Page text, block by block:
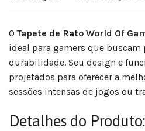
OTapete de Rato World Of
ideal para gamers que buscam
durabilidade. Seu design e
projetados para oferecer a
sessões intensas de jogos ou
Detalhes do Produto: